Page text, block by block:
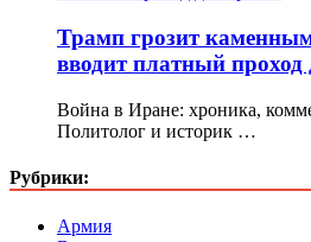
Трамп грозит
вводит платный проход
Война в Иране: хроника,
Политолог и историк …
Рубрики:
Армия